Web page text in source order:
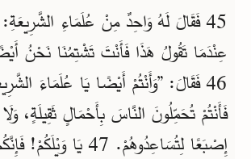
45 فَقَالَ لَهُ وَاحِدٌ مِنْ عُلَمَاءِ
عِنْدَمَا تَقُولُ هَذَا فَأَنْتَ تَشْتِمُنَا نَحْنُ
46 فَقَالَ: ”وَأَنْتُمْ أَيْضًا يَا عُلَمَاءَ
فَأَنْتُمْ تُحَمِّلُونَ النَّاسَ بِأَحْمَالٍ ثَقِيلَةٍ،
إِصْبَعًا لِتُسَاعِدُوهُمْ. 47